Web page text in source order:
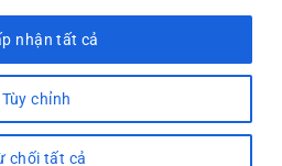
Tùy chỉnh
chối tất cả
nhận tất cả